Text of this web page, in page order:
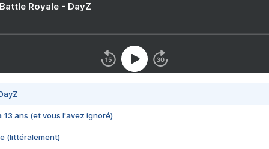
Royale - DayZ
13 ans (et vous l'avez ignoré)
(littéralement)